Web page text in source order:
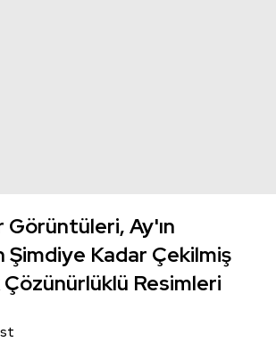
Görüntüleri, Ay'ın
Şimdiye Kadar Çekilmiş
Çözünürlüklü Resimleri